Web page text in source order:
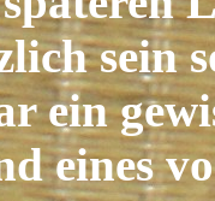
sein
ein
eines